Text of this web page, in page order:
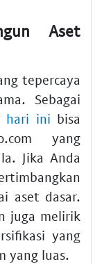
Aset
tepercaya
Sebagai
hari ini bisa
yang
Jika Anda
aset dasar.
juga melirik
yang
yang luas.